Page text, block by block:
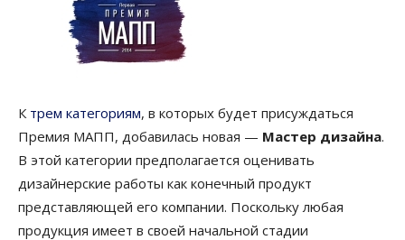
К трем категориям, в которых будет присуждаться
Премия МАПП, добавилась новая — Мастер дизайна.
В этой категории предполагается оценивать
дизайнерские работы как конечный продукт
представляющей его компании. Поскольку любая
продукция имеет в своей начальной стадии